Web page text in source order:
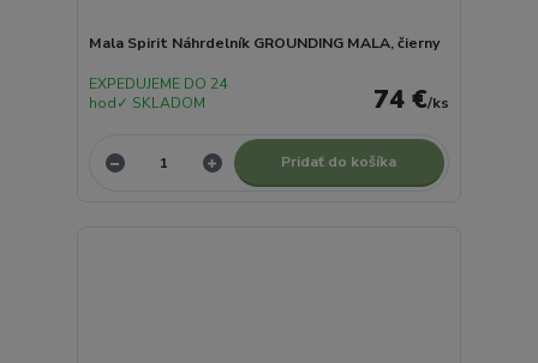
Mala Spirit Náhrdelník GROUNDING MALA, čierny
74 €/ks
EXPEDUJEME DO 24
hod✓ SKLADOM
Pridať do košíka